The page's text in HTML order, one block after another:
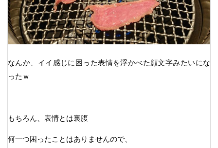
なんか、イイ感じに困った表情を浮かべた顔文字みたいにな
ったｗ
もちろん、表情とは裏腹
何一つ困ったことはありませんので、